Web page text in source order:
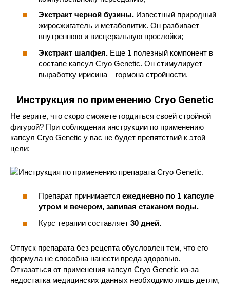
Экстракт черной бузины. Известный природный
жиросжигатель и метаболитик. Он разбивает
внутреннюю и висцеральную прослойки;
Экстракт шалфея. Еще 1 полезный компонент в
составе капсул Cryo Genetic. Он стимулирует
выработку ирисина – гормона стройности.
Инструкция по применению Cryo Genetic
Не верите, что скоро сможете гордиться своей стройной
фигурой? При соблюдении инструкции по применению
капсул Cryo Genetic у вас не будет препятствий к этой
цели:
Препарат принимается ежедневно по 1 капсуле
утром и вечером, запивая стаканом воды.
Курс терапии составляет 30 дней.
Отпуск препарата без рецепта обусловлен тем, что его
формула не способна нанести вреда здоровью.
Отказаться от применения капсул Cryo Genetic из-за
недостатка медицинских данных необходимо лишь детям,